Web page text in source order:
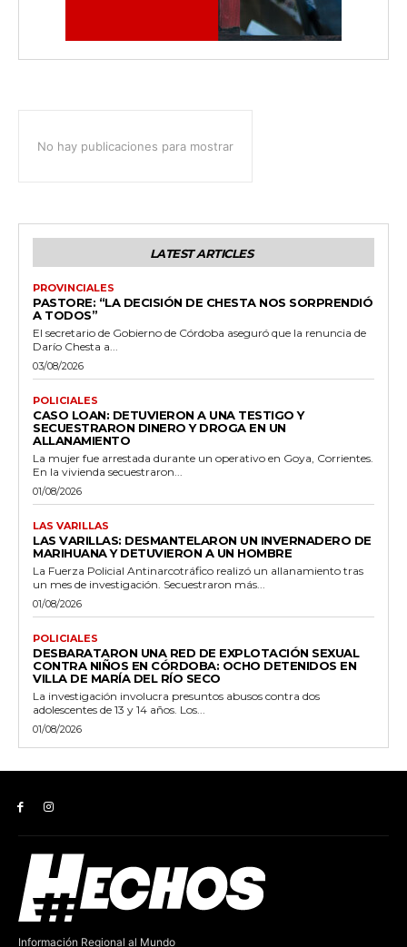
No hay publicaciones para mostrar
LATEST ARTICLES
PROVINCIALES
PASTORE: “LA DECISIÓN DE CHESTA NOS SORPRENDIÓ
A TODOS”
El secretario de Gobierno de Córdoba aseguró que la renuncia de
Darío Chesta a...
03/08/2026
POLICIALES
CASO LOAN: DETUVIERON A UNA TESTIGO Y
SECUESTRARON DINERO Y DROGA EN UN
ALLANAMIENTO
La mujer fue arrestada durante un operativo en Goya, Corrientes.
En la vivienda secuestraron...
01/08/2026
LAS VARILLAS
LAS VARILLAS: DESMANTELARON UN INVERNADERO DE
MARIHUANA Y DETUVIERON A UN HOMBRE
La Fuerza Policial Antinarcotráfico realizó un allanamiento tras
un mes de investigación. Secuestraron más...
01/08/2026
POLICIALES
DESBARATARON UNA RED DE EXPLOTACIÓN SEXUAL
CONTRA NIÑOS EN CÓRDOBA: OCHO DETENIDOS EN
VILLA DE MARÍA DEL RÍO SECO
La investigación involucra presuntos abusos contra dos
adolescentes de 13 y 14 años. Los...
01/08/2026
Información Regional al Mundo